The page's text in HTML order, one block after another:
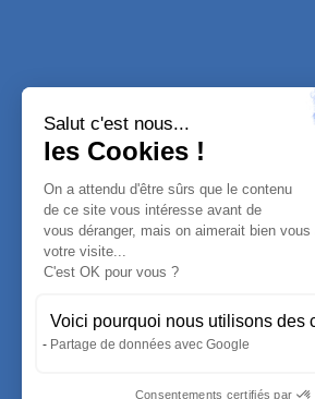
Salut c'est nous...
les Cookies !
On a attendu d'être sûrs que le contenu
de ce site vous intéresse avant de
vous déranger, mais on aimerait bien
votre visite...
C'est OK pour vous ?
Voici pourquoi nous utilisons des
Partage de données avec Google
Consentements certifiés par